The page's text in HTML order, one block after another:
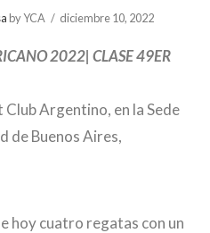
by YCA diciembre 10, 2022
2022| CLASE 49ER
Argentino, en la Sede
de Buenos Aires,
hoy cuatro regatas con un